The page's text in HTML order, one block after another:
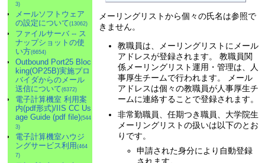
メーリングリストから個々の氏名は参照で
きません。
教職員は、メーリングリストにメール
アドレスが登録されます。 教職員関
係メーリングリスト運用・管理は、人
事厚生チームで行われます。 メール
アドレスは個々の教職員が人事厚生チ
ームに連絡することで登録されます。
非常勤職員、任期つき職員、大学院生
メーリングリストの扱いは以下のとお
りです。
申請された身分により自動登録
されます。
3)
メールソフトウェア
の設定について(13062)
ファイルサーバ -- ス
ナップショットの使
い方(6654)
Outbound Port25 Bloc
king(OP25B)実施プロ
バイダからのメール
送信について(6372)
電子計算機室 利用案
内(pdf形式)/IIS CC Us
age Guide (pdf file)(544
3)
電子計算機室ハウジ
ングサービス利用 (464
7)